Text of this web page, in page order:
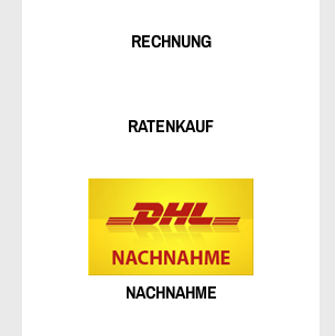
RECHNUNG
RATENKAUF
NACHNAHME